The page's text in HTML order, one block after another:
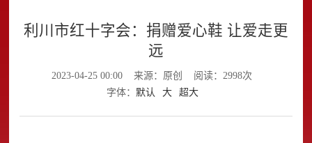
利川市红十字会：捐赠爱心鞋 让爱走更
远
2023-04-25 00:00 来源：原创
阅读：2998次
字体： 默认 大 超大